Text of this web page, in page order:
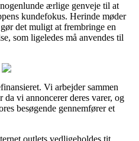
ærlige genveje til at
kundefokus. Herinde møder
det muligt at frembringe en
som ligeledes må anvendes til
Vi arbejder sammen
vi annoncerer deres varer, og
besøgende gennemfører et